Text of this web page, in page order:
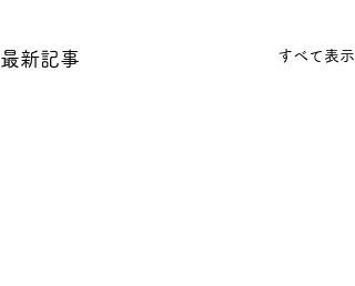
最新記事 すべて表示